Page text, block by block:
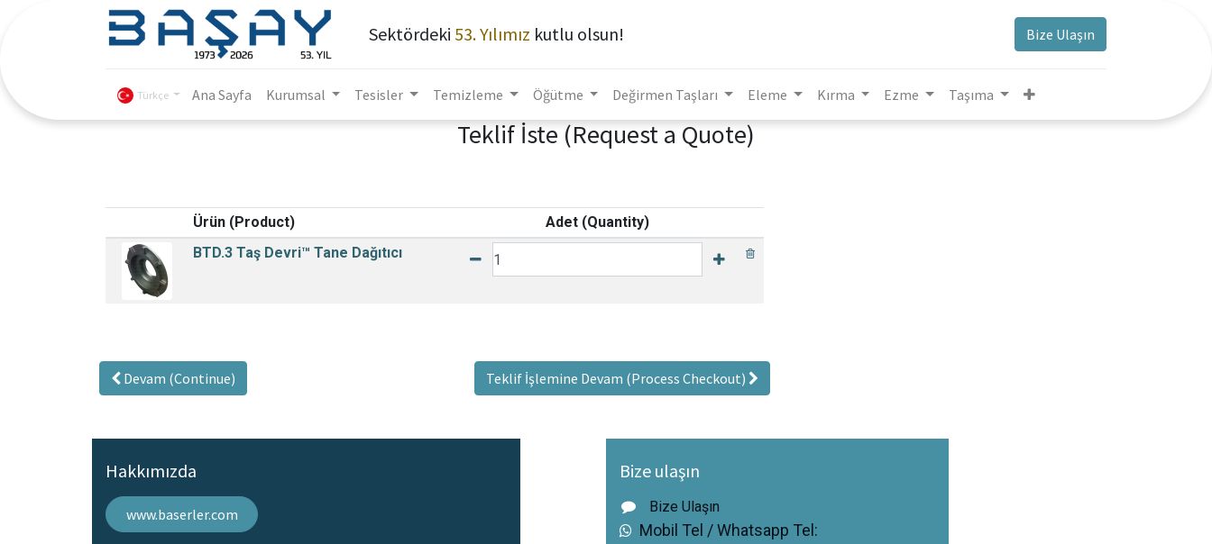
Sektördeki 53. Yılımız kutlu olsun! Bize Ulaşın
Türkçe Ana Sayfa Kurumsal Tesisler Temizleme Öğütme Değirmen Taşları Eleme Kırma Ezme Taşıma
Teklif İste (Request a Quote)
Ürün (Product)
Adet (Quantity)
BTD.3 Taş Devri™ Tane Dağıtıcı
Devam (Continue) Teklif İşlemine Devam (Process Checkout)
Hakkımızda
www.baserler.com
Bize ulaşın
Bize Ulaşın
Mobil Tel / Whatsapp Tel: